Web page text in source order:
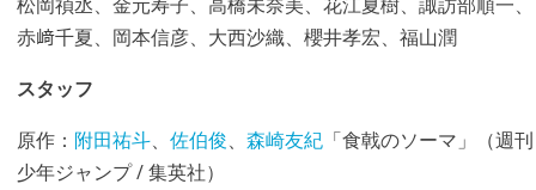
赤﨑千夏、岡本信彦、大西沙織、櫻井孝宏、福山潤
スタッフ
原作： 附田祐斗、 佐伯俊、 森崎友紀「食戟のソーマ」（週刊
少年ジャンプ / 集英社）